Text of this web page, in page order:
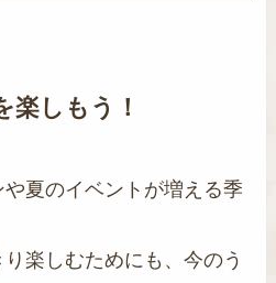
楽しもう！
夏のイベントが増える季
楽しむためにも、今のう